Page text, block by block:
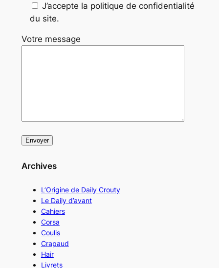
J’accepte la politique de confidentialité
du site.
Votre message
Archives
L’Origine de Daily Crouty
Le Daily d’avant
Cahiers
Corsa
Coulis
Crapaud
Hair
Livrets